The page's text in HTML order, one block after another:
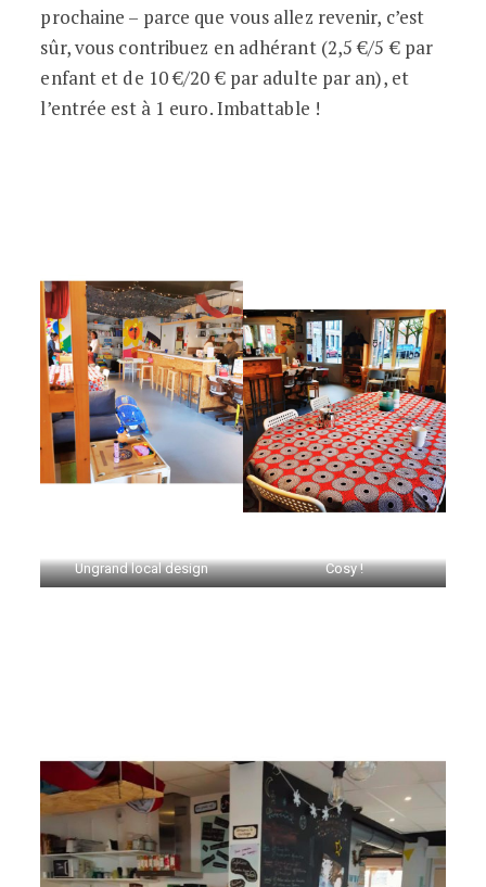
prochaine – parce que vous allez revenir, c’est
sûr, vous contribuez en adhérant (2,5 €/5 € par
enfant et de 10 €/20 € par adulte par an), et
l’entrée est à 1 euro. Imbattable !
Ungrand local design Cosy !